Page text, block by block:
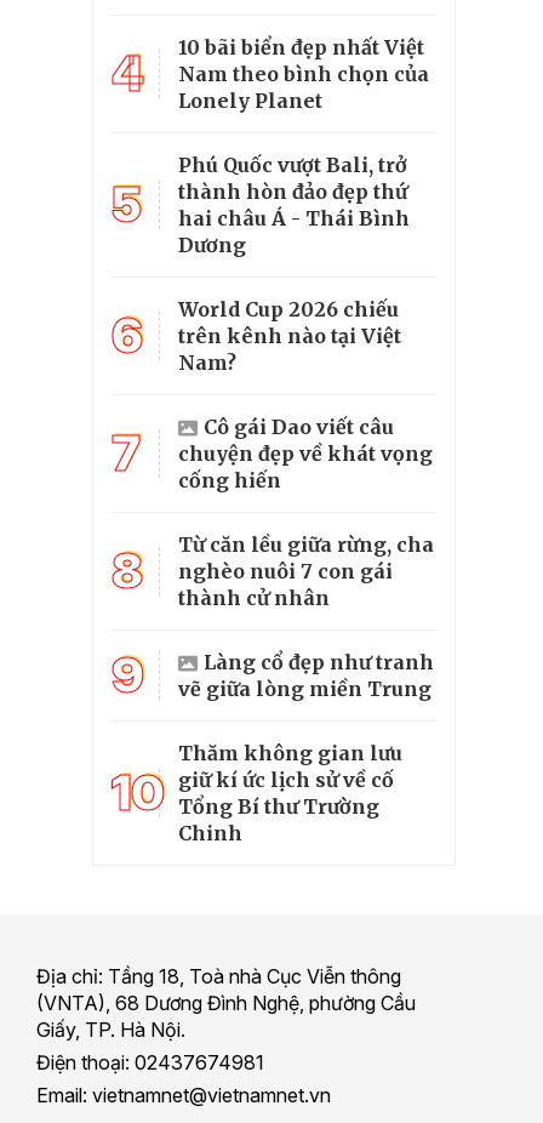
4
10 bãi biển đẹp nhất Việt
Nam theo bình chọn của
Lonely Planet
5
Phú Quốc vượt Bali, trở
thành hòn đảo đẹp thứ
hai châu Á - Thái Bình
Dương
6
World Cup 2026 chiếu
trên kênh nào tại Việt
Nam?
7
Cô gái Dao viết câu
chuyện đẹp về khát vọng
cống hiến
8
Từ căn lều giữa rừng, cha
nghèo nuôi 7 con gái
thành cử nhân
9
Làng cổ đẹp như tranh
vẽ giữa lòng miền Trung
10
Thăm không gian lưu
giữ kí ức lịch sử về cố
Tổng Bí thư Trường
Chinh
Địa chỉ: Tầng 18, Toà nhà Cục Viễn thông
(VNTA), 68 Dương Đình Nghệ, phường Cầu
Giấy, TP. Hà Nội.
Điện thoại: 02437674981
Email: vietnamnet@vietnamnet.vn